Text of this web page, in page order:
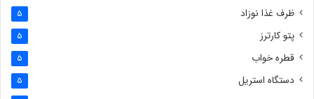
ظرف غذا نوزاد 5
پتو کارترز 5
قطره خواب 5
دستگاه استریل 5